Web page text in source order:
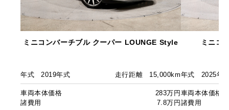
ミニコンバーチブル クーパー LOUNGE Style
年式 2019年式 走行距離 15,000km
車両本体価格
283万円
諸費用
7.8万円
ミニコ
年式 2025年
車両本体価格
諸費用